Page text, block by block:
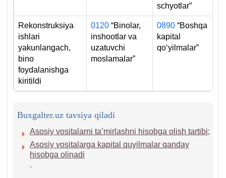
schyotlar”
Rekonstruksiya
ishlari
yakunlangach,
bino
foydalanishga
kiritildi
0120 “Binolar,
inshootlar va
uzatuvchi
moslamalar”
0890 “Boshqa
kapital
qoʻyilmalar”
Buxgalter.uz tavsiya qiladi
Asosiy vositalarni ta’mirlashni hisobga olish tartibi;
Asosiy vositalarga kapital quyilmalar qanday
hisobga olinadi
.